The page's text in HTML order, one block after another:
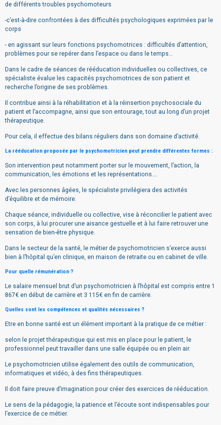
de différents troubles psychomoteurs
-c’est-à-dire confrontées à des difficultés psychologiques exprimées par le
corps
- en agissant sur leurs fonctions psychomotrices : difficultés d’attention,
problèmes pour se repérer dans l’espace ou dans le temps…
Dans le cadre de séances de rééducation individuelles ou collectives, ce
spécialiste évalue les capacités psychomotrices de son patient et
recherche l’origine de ses problèmes.
Il contribue ainsi à la réhabilitation et à la réinsertion psychosociale du
patient et l’accompagne, ainsi que son entourage, tout au long d’un projet
thérapeutique.
Pour cela, il effectue des bilans réguliers dans son domaine d’activité.
La rééducation proposée par le psychomotricien peut prendre différentes formes :
Son intervention peut notamment porter sur le mouvement, l’action, la
communication, les émotions et les représentations….
Avec les personnes âgées, le spécialiste privilégiera des activités
d’équilibre et de mémoire.
Chaque séance, individuelle ou collective, vise à réconcilier le patient avec
son corps, à lui procurer une aisance gestuelle et à lui faire retrouver une
sensation de bien-être physique.
Dans le secteur de la santé, le métier de psychomotricien s’exerce aussi
bien à l’hôpital qu’en clinique, en maison de retraite ou en cabinet de ville.
Pour quelle rémunération ?
Le salaire mensuel brut d’un psychomotricien à l’hôpital est compris entre 1
867€ en début de carrière et 3 115€ en fin de carrière.
Quelles sont les compétences et qualités nécessaires ?
Etre en bonne santé est un élément important à la pratique de ce métier :
selon le projet thérapeutique qui est mis en place pour le patient, le
professionnel peut travailler dans une salle équipée ou en plein air.
Le psychomotricien utilise également des outils de communication,
informatiques et vidéo, à des fins thérapeutiques.
Il doit faire preuve d’imagination pour créer des exercices de rééducation.
Le sens de la pédagogie, la patience et l’écoute sont indispensables pour
l’exercice de ce métier.